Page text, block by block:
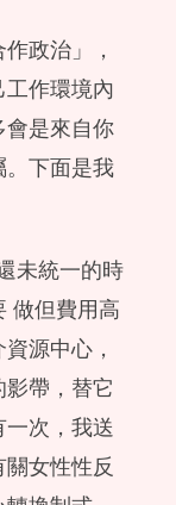
政治」，
工作環境內
會是來自你
。下面是我
未統一的時
做但費用高
源中心，
帶，替它
次，我送
女性性反